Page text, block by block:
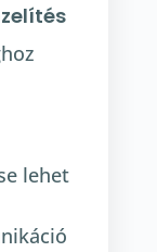
lehet